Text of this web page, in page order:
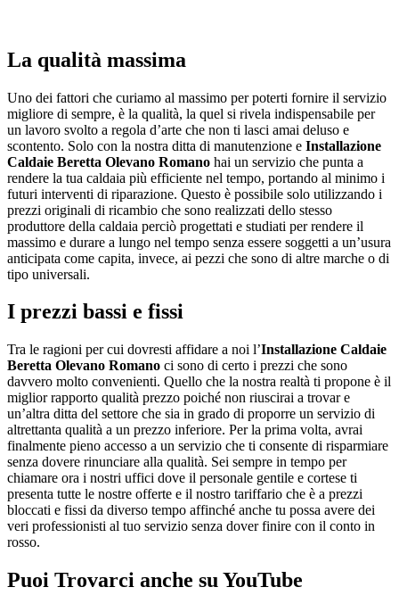
La qualità massima
Uno dei fattori che curiamo al massimo per poterti fornire il servizio
migliore di sempre, è la qualità, la quel si rivela indispensabile per
un lavoro svolto a regola d’arte che non ti lasci amai deluso e
scontento. Solo con la nostra ditta di manutenzione e Installazione
Caldaie Beretta Olevano Romano hai un servizio che punta a
rendere la tua caldaia più efficiente nel tempo, portando al minimo i
futuri interventi di riparazione. Questo è possibile solo utilizzando i
prezzi originali di ricambio che sono realizzati dello stesso
produttore della caldaia perciò progettati e studiati per rendere il
massimo e durare a lungo nel tempo senza essere soggetti a un’usura
anticipata come capita, invece, ai pezzi che sono di altre marche o di
tipo universali.
I prezzi bassi e fissi
Tra le ragioni per cui dovresti affidare a noi l’Installazione Caldaie
Beretta Olevano Romano ci sono di certo i prezzi che sono
davvero molto convenienti. Quello che la nostra realtà ti propone è il
miglior rapporto qualità prezzo poiché non riuscirai a trovar e
un’altra ditta del settore che sia in grado di proporre un servizio di
altrettanta qualità a un prezzo inferiore. Per la prima volta, avrai
finalmente pieno accesso a un servizio che ti consente di risparmiare
senza dovere rinunciare alla qualità. Sei sempre in tempo per
chiamare ora i nostri uffici dove il personale gentile e cortese ti
presenta tutte le nostre offerte e il nostro tariffario che è a prezzi
bloccati e fissi da diverso tempo affinché anche tu possa avere dei
veri professionisti al tuo servizio senza dover finire con il conto in
rosso.
Puoi Trovarci anche su YouTube